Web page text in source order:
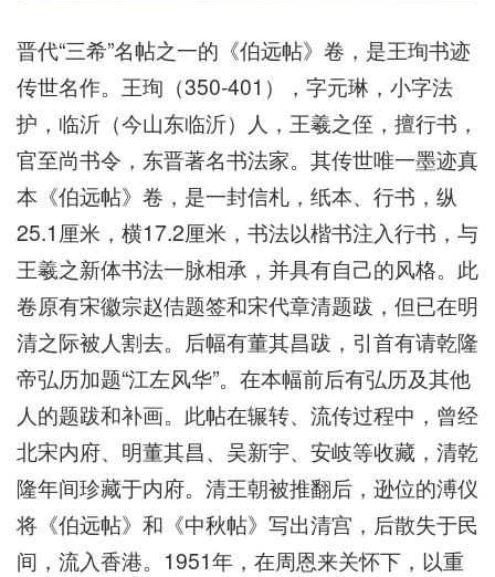
晋代“三希”名帖之一的《伯远帖》卷，是王珣书迹
传世名作。王珣（350-401），字元琳，小字法
护，临沂（今山东临沂）人，王羲之侄，擅行书，
官至尚书令，东晋著名书法家。其传世唯一墨迹真
本《伯远帖》卷，是一封信札，纸本、行书，纵
25.1厘米，横17.2厘米，书法以楷书注入行书，与
王羲之新体书法一脉相承，并具有自己的风格。此
卷原有宋徽宗赵佶题签和宋代章清题跋，但已在明
清之际被人割去。后幅有董其昌跋，引首有请乾隆
帝弘历加题“江左风华”。在本幅前后有弘历及其他
人的题跋和补画。此帖在辗转、流传过程中，曾经
北宋内府、明董其昌、吴新宇、安岐等收藏，清乾
隆年间珍藏于内府。清王朝被推翻后，逊位的溥仪
将《伯远帖》和《中秋帖》写出清宫，后散失于民
间，流入香港。1951年，在周恩来关怀下，以重